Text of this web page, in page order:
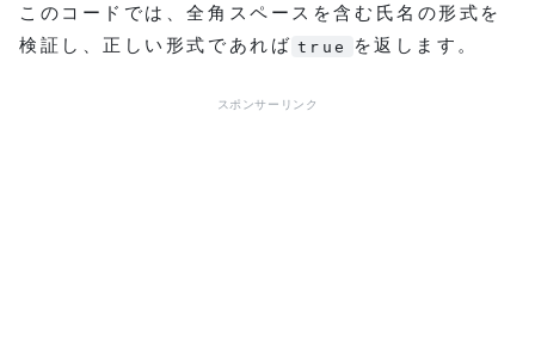
このコードでは、全角スペースを含む氏名の形式を
検証し、正しい形式であれば true を返します。
スポンサーリンク